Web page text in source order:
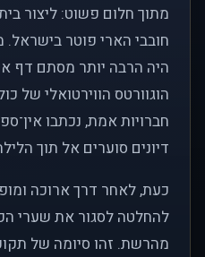
מתוך חלום פשוט: ליצור
חובבי הארי פוטר
היה הרבה יותר מסתם דף
הוגוורטס הווירטואלי של
חברויות אמת, נכתבו
דיונים סוערים אל תוך
כעת, לאחר דרך ארוכה
להחלטה לסגור את שערי
מהרשת. זהו סיומה של